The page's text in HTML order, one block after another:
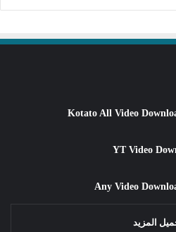
المزيد